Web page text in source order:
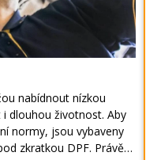
nabídnout nízkou
dlouhou životnost. Aby
normy, jsou vybaveny
zkratkou DPF. Právě…